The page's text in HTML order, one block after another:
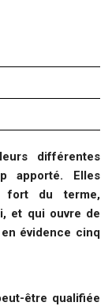
différentes
apporté. Elles
fort du terme,
et qui ouvre de
évidence cinq
être qualifiée